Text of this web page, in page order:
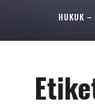
HUKUK –